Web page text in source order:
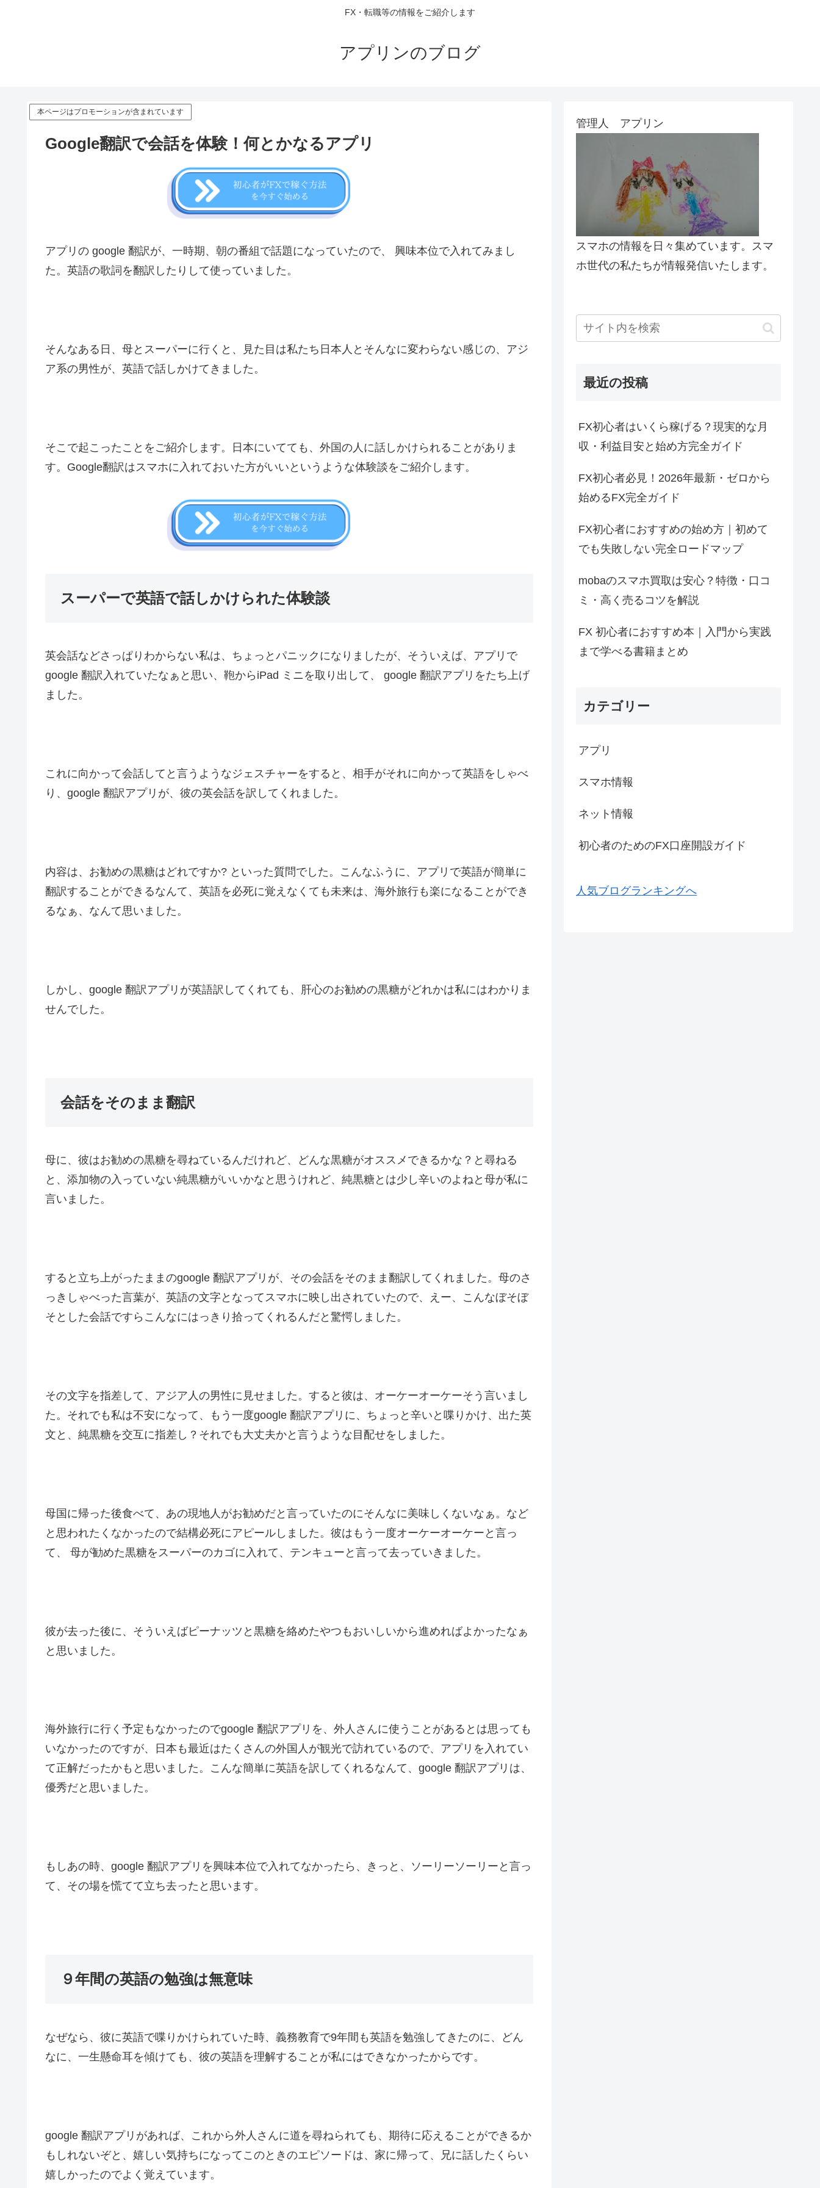
FX・転職等の情報をご紹介します
アプリンのブログ
本ページはプロモーションが含まれています
Google翻訳で会話を体験！何とかなるアプリ
アプリの google 翻訳が、一時期、朝の番組で話題になっていたので、 興味本位で入れてみまし
た。英語の歌詞を翻訳したりして使っていました。
そんなある日、母とスーパーに行くと、見た目は私たち日本人とそんなに変わらない感じの、アジ
ア系の男性が、英語で話しかけてきました。
そこで起こったことをご紹介します。日本にいてても、外国の人に話しかけられることがありま
す。Google翻訳はスマホに入れておいた方がいいというような体験談をご紹介します。
スーパーで英語で話しかけられた体験談
英会話などさっぱりわからない私は、ちょっとパニックになりましたが、そういえば、アプリで
google 翻訳入れていたなぁと思い、鞄からiPad ミニを取り出して、 google 翻訳アプリをたち上げ
ました。
これに向かって会話してと言うようなジェスチャーをすると、相手がそれに向かって英語をしゃべ
り、google 翻訳アプリが、彼の英会話を訳してくれました。
内容は、お勧めの黒糖はどれですか? といった質問でした。こんなふうに、アプリで英語が簡単に
翻訳することができるなんて、英語を必死に覚えなくても未来は、海外旅行も楽になることができ
るなぁ、なんて思いました。
しかし、google 翻訳アプリが英語訳してくれても、肝心のお勧めの黒糖がどれかは私にはわかりま
せんでした。
会話をそのまま翻訳
母に、彼はお勧めの黒糖を尋ねているんだけれど、どんな黒糖がオススメできるかな？と尋ねる
と、添加物の入っていない純黒糖がいいかなと思うけれど、純黒糖とは少し辛いのよねと母が私に
言いました。
すると立ち上がったままのgoogle 翻訳アプリが、その会話をそのまま翻訳してくれました。母のさ
っきしゃべった言葉が、英語の文字となってスマホに映し出されていたので、えー、こんなぼそぼ
そとした会話ですらこんなにはっきり拾ってくれるんだと驚愕しました。
その文字を指差して、アジア人の男性に見せました。すると彼は、オーケーオーケーそう言いまし
た。それでも私は不安になって、もう一度google 翻訳アプリに、ちょっと辛いと喋りかけ、出た英
文と、純黒糖を交互に指差し？それでも大丈夫かと言うような目配せをしました。
母国に帰った後食べて、あの現地人がお勧めだと言っていたのにそんなに美味しくないなぁ。など
と思われたくなかったので結構必死にアピールしました。彼はもう一度オーケーオーケーと言っ
て、 母が勧めた黒糖をスーパーのカゴに入れて、テンキューと言って去っていきました。
彼が去った後に、そういえばピーナッツと黒糖を絡めたやつもおいしいから進めればよかったなぁ
と思いました。
海外旅行に行く予定もなかったのでgoogle 翻訳アプリを、外人さんに使うことがあるとは思っても
いなかったのですが、日本も最近はたくさんの外国人が観光で訪れているので、アプリを入れてい
て正解だったかもと思いました。こんな簡単に英語を訳してくれるなんて、google 翻訳アプリは、
優秀だと思いました。
もしあの時、google 翻訳アプリを興味本位で入れてなかったら、きっと、ソーリーソーリーと言っ
て、その場を慌てて立ち去ったと思います。
９年間の英語の勉強は無意味
なぜなら、彼に英語で喋りかけられていた時、義務教育で9年間も英語を勉強してきたのに、どん
なに、一生懸命耳を傾けても、彼の英語を理解することが私にはできなかったからです。
google 翻訳アプリがあれば、これから外人さんに道を尋ねられても、期待に応えることができるか
もしれないぞと、嬉しい気持ちになってこのときのエピソードは、家に帰って、兄に話したくらい
嬉しかったのでよく覚えています。
管理人 アプリン
スマホの情報を日々集めています。スマ
ホ世代の私たちが情報発信いたします。
最近の投稿
FX初心者はいくら稼げる？現実的な月
収・利益目安と始め方完全ガイド
FX初心者必見！2026年最新・ゼロから
始めるFX完全ガイド
FX初心者におすすめの始め方｜初めて
でも失敗しない完全ロードマップ
mobaのスマホ買取は安心？特徴・口コ
ミ・高く売るコツを解説
FX 初心者におすすめ本｜入門から実践
まで学べる書籍まとめ
カテゴリー
アプリ
スマホ情報
ネット情報
初心者のためのFX口座開設ガイド
人気ブログランキングへ